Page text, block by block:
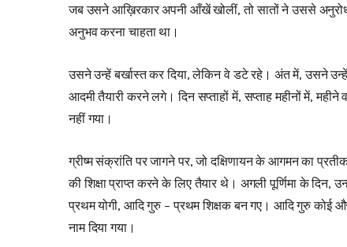
जब उसने आख़िरकार अपनी आँखें खोलीं, तो सातों ने उससे
अनुभव करना चाहता था।
उसने उन्हें बर्खास्त कर दिया, लेकिन वे डटे रहे। अंत में, उसने
आदमी तैयारी करने लगे। दिन सप्ताहों में, सप्ताह महीनों में, महीने
नहीं गया।
ग्रीष्म संक्रांति पर जागने पर, जो दक्षिणायन के आगमन का
की शिक्षा प्राप्त करने के लिए तैयार थे। अगली पूर्णिमा के दिन,
प्रथम योगी, आदि गुरु – प्रथम शिक्षक बन गए। आदि गुरु कोई
नाम दिया गया।